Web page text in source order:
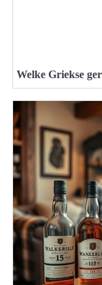
Welke Griekse